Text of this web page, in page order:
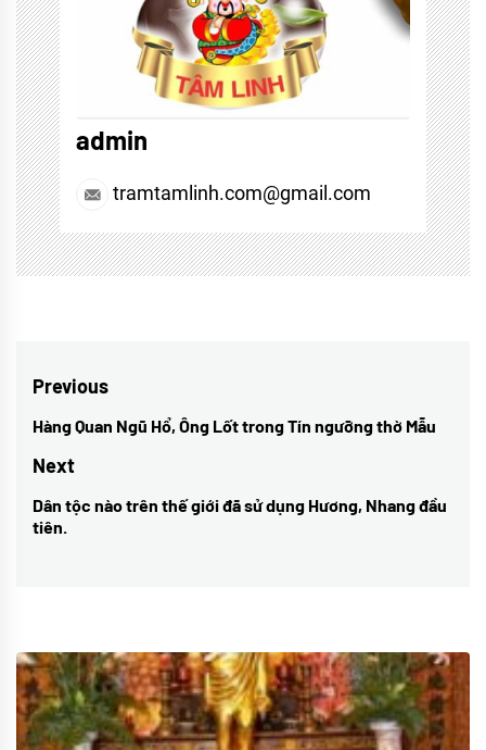
admin
tramtamlinh.com@gmail.com
Điều
hướng
bài
viết
Previous
Previous
post:
Hàng Quan Ngũ Hổ, Ông Lốt trong Tín ngưỡng thờ Mẫu
Next
Next
post:
Dân tộc nào trên thế giới đã sử dụng Hương, Nhang đầu
tiên.